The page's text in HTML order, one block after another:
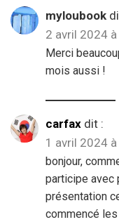
myloubook
2 avril 2024
Merci
mois aussi !
carfax dit :
1 avril 2024
bonjour,
participe avec
présentation
commencé les